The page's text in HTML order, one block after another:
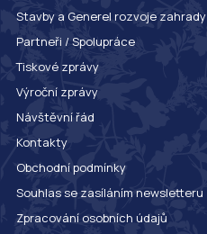
Stavby a Generel rozvoje zahrady
Partneři / Spolupráce
Tiskové zprávy
Výroční zprávy
Návštěvní řád
Kontakty
Obchodní podmínky
Souhlas se zasíláním newsletteru
Zpracování osobních údajů